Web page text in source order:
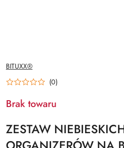
NAZWA
PRODUCENTA:
BITUXX®
(0)
Brak towaru
ZESTAW